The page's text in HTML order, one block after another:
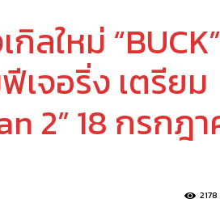
ลใหม่ “BUCK”
เจอริ่ง เตรียม
2” 18 กรกฎ
2178